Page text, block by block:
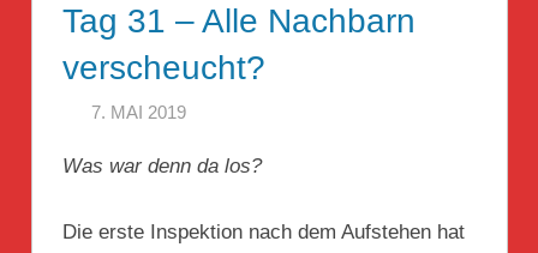
Herr
Geheimrat
auf
Reisen
Tag 31 – Alle Nachbarn
verscheucht?
7. MAI 2019
Was war denn da los?
Die erste Inspektion nach dem Aufstehen hat